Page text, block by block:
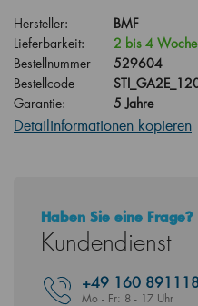
Hersteller:
BMF
Lieferbarkeit:
2 bis 4
Bestellnummer
529604
Bestellcode
Garantie:
5 Jahre
Detailinformationen kopieren
Haben Sie eine Frage?
Kundendienst
+49 160
Mo - Fr: 8 - 17 Uhr